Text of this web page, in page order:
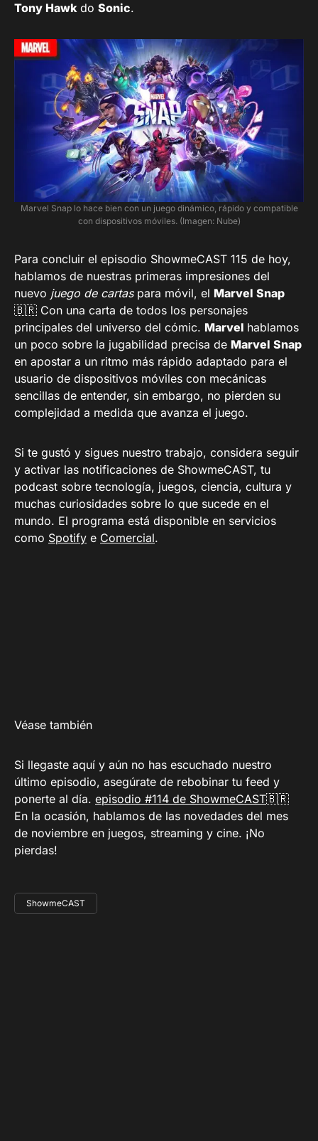
Tony Hawkdo Sonic.
Marvel Snap lo hace bien con un juego dinámico, rápido y compatible
con dispositivos móviles. (Imagen: Nube)
Para concluir el episodio ShowmeCAST 115 de hoy,
hablamos de nuestras primeras impresiones del
nuevo juego de cartaspara móvil, el Marvel Snap
🇧🇷 Con una carta de todos los personajes
principales del universo del cómic. Marvel hablamos
un poco sobre la jugabilidad precisa de Marvel Snap
en apostar a un ritmo más rápido adaptado para el
usuario de dispositivos móviles con mecánicas
sencillas de entender, sin embargo, no pierden su
complejidad a medida que avanza el juego.
Si te gustó y sigues nuestro trabajo, considera seguir
y activar las notificaciones de ShowmeCAST, tu
podcast sobre tecnología, juegos, ciencia, cultura y
muchas curiosidades sobre lo que sucede en el
mundo. El programa está disponible en servicios
como Spotify e Comercial.
Véase también
Si llegaste aquí y aún no has escuchado nuestro
último episodio, asegúrate de rebobinar tu feed y
ponerte al día. episodio #114 de ShowmeCAST🇧🇷
En la ocasión, hablamos de las novedades del mes
de noviembre en juegos, streaming y cine. ¡No
pierdas!
ShowmeCAST